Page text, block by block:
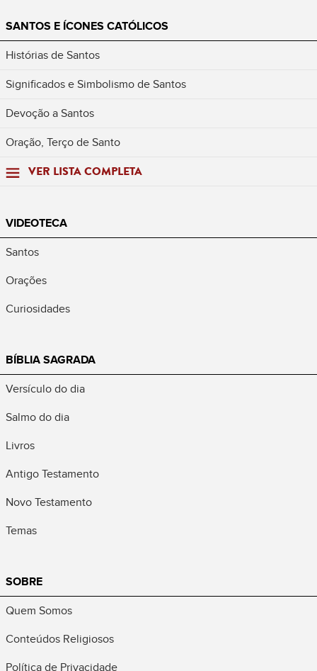
SANTOS E ÍCONES CATÓLICOS
Histórias de Santos
Significados e Simbolismo de Santos
Devoção a Santos
Oração, Terço de Santo
VER LISTA COMPLETA
VIDEOTECA
Santos
Orações
Curiosidades
BÍBLIA SAGRADA
Versículo do dia
Salmo do dia
Livros
Antigo Testamento
Novo Testamento
Temas
SOBRE
Quem Somos
Conteúdos Religiosos
Política de Privacidade